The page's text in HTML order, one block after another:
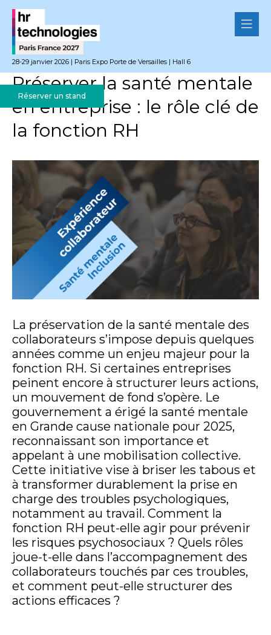
28-29 janvier 2026 | Paris Expo Porte de Versailles | Hall 6
Réserver un stand
Préserver la santé mentale
en entreprise : le rôle clé de
la fonction RH
La préservation de la santé mentale des
collaborateurs s’impose depuis quelques
années comme un enjeu majeur pour la
fonction RH. Si certaines entreprises
peinent encore à structurer leurs actions,
un mouvement de fond s’opère. Le
gouvernement a érigé la santé mentale
en Grande cause nationale pour 2025,
reconnaissant son importance et
appelant à une mobilisation collective.
Cette initiative vise à briser les tabous et
à transformer durablement la prise en
charge des troubles psychologiques,
notamment au travail. Comment la
fonction RH peut-elle agir pour prévenir
les risques psychosociaux ? Quels rôles
joue-t-elle dans l’accompagnement des
collaborateurs touchés par ces troubles,
et comment peut-elle structurer des
actions efficaces ?